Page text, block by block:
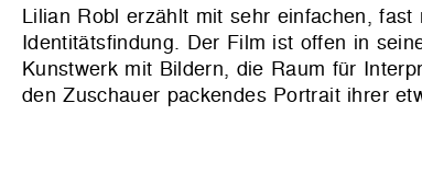
Lilian Robl erzählt mit sehr einfachen,
Identitätsfindung. Der Film ist offen in
Kunstwerk mit Bildern, die Raum für
den Zuschauer packendes Portrait ihrer